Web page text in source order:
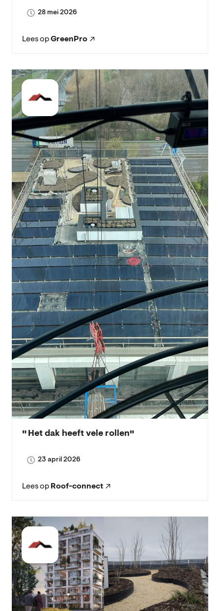
28 mei 2026
Lees opGreenPro
Het dak heeft vele rollen
23 april 2026
Lees op Roof-connect